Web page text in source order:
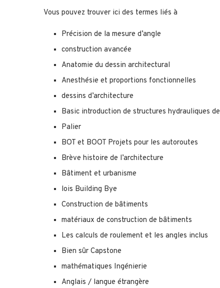
Vous pouvez trouver ici des termes liés à
Précision de la mesure d’angle
construction avancée
Anatomie du dessin architectural
Anesthésie et proportions fonctionnelles
dessins d’architecture
Basic introduction de structures hydrauliques
Palier
BOT et BOOT Projets pour les autoroutes
Brève histoire de l’architecture
Bâtiment et urbanisme
lois Building Bye
Construction de bâtiments
matériaux de construction de bâtiments
Les calculs de roulement et les angles inclus
Bien sûr Capstone
mathématiques Ingénierie
Anglais / langue étrangère